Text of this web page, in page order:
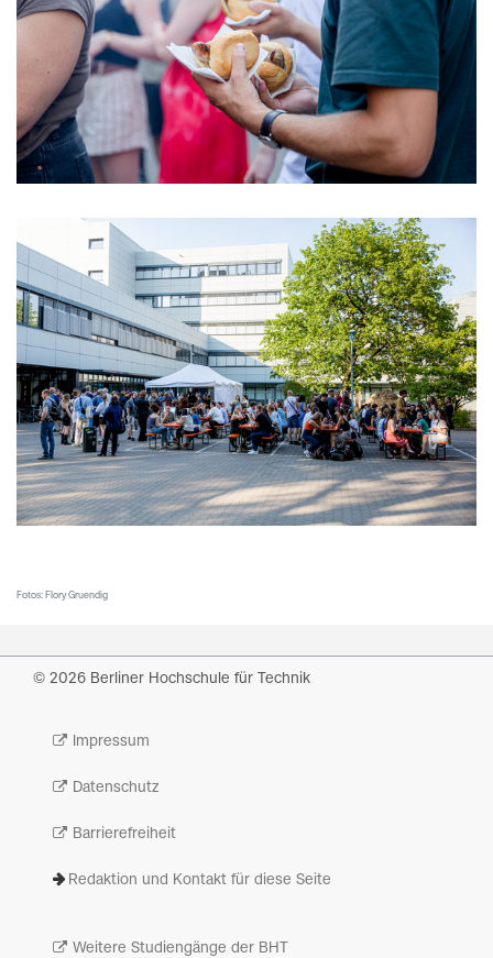
Fotos: Flory Gruendig
© 2026 Berliner Hochschule für Technik
Impressum
Datenschutz
Barrierefreiheit
Redaktion und Kontakt für diese Seite
Weitere Studiengänge der BHT